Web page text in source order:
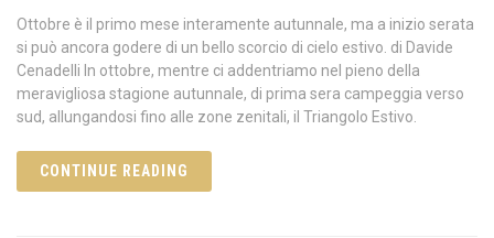
Ottobre è il primo mese interamente autunnale, ma a inizio serata
si può ancora godere di un bello scorcio di cielo estivo. di Davide
Cenadelli In ottobre, mentre ci addentriamo nel pieno della
meravigliosa stagione autunnale, di prima sera campeggia verso
sud, allungandosi fino alle zone zenitali, il Triangolo Estivo.
CONTINUE READING